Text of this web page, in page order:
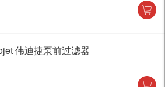
伟迪捷泵前过滤器